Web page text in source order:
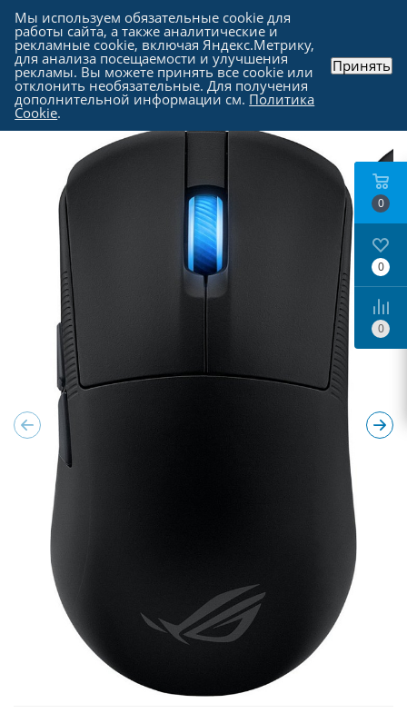
Каталог - Периферия - Компьютерные мыши
0
0
0
Мы используем обязательные cookie для
работы сайта, а также аналитические и
рекламные cookie, включая Яндекс.Метрику,
для анализа посещаемости и улучшения
рекламы. Вы можете принять все cookie или
отклонить необязательные. Для получения
дополнительной информации см. Политика
Cookie.
Принять